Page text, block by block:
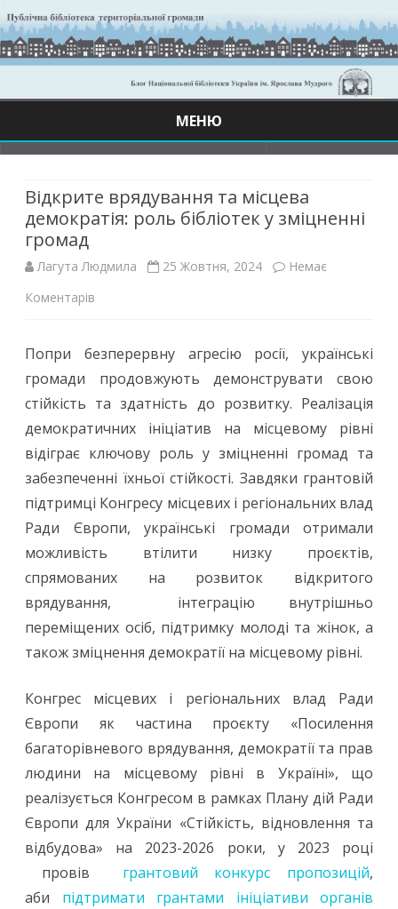
МЕНЮ
Відкрите врядування та місцева
демократія: роль бібліотек у зміцненні
громад
Лагута Людмила 25 Жовтня, 2024
Немає
Коментарів
врядування
демократія:
роль
бібліотек
зміцненні
громад
Попри безперервну агресію росії, українські
громади продовжують демонструвати свою
стійкість та здатність до розвитку. Реалізація
демократичних ініціатив на місцевому рівні
відіграє ключову роль у зміцненні громад та
забезпеченні їхньої стійкості. Завдяки грантовій
підтримці Конгресу місцевих і регіональних влад
Ради Європи, українські громади отримали
можливість втілити низку проєктів,
спрямованих на розвиток відкритого
врядування, інтеграцію внутрішньо
переміщених осіб, підтримку молоді та жінок, а
також зміцнення демократії на місцевому рівні.
Конгрес місцевих і регіональних влад Ради
Європи як частина проєкту «Посилення
багаторівневого врядування, демократії та прав
людини на місцевому рівні в Україні», що
реалізується Конгресом в рамках Плану дій Ради
Європи для України «Стійкість, відновлення та
відбудова» на 2023-2026 роки, у 2023 році
провів грантовий конкурс пропозицій,
аби підтримати грантами ініціативи органів